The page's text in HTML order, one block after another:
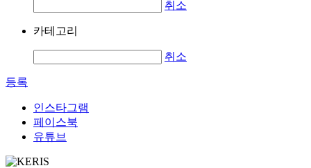
취소
카테고리
취소
등록
인스타그램
페이스북
유튜브